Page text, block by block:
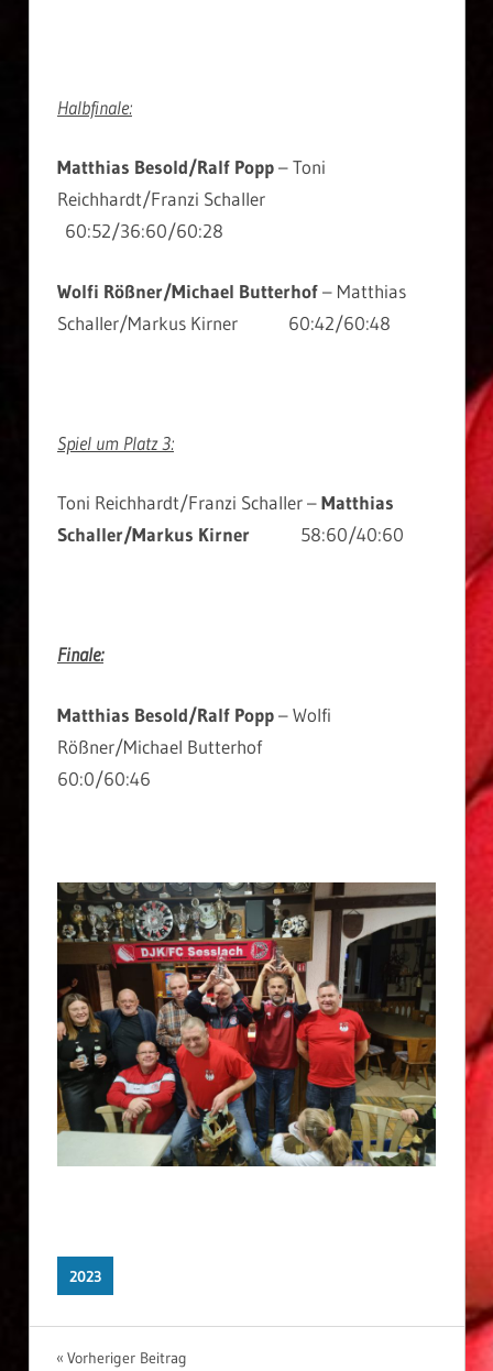
Halbfinale:
Matthias Besold/Ralf Popp– Toni
Reichhardt/Franzi Schaller
60:52/36:60/60:28
Wolfi Rößner/Michael Butterhof– Matthias
Schaller/Markus Kirner 60:42/60:48
Spiel um Platz 3:
Toni Reichhardt/Franzi Schaller –Matthias
Schaller/Markus Kirner 58:60/40:60
Finale:
Matthias Besold/Ralf Popp– Wolfi
Rößner/Michael Butterhof
60:0/60:46
2023
Vorheriger Beitrag